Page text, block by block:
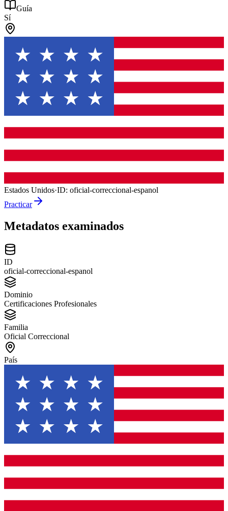
Guía
Sí
Estados Unidos·ID: oficial-correccional-espanol
Practicar
Metadatos examinados
ID
oficial-correccional-espanol
Dominio
Certificaciones Profesionales
Familia
Oficial Correccional
País